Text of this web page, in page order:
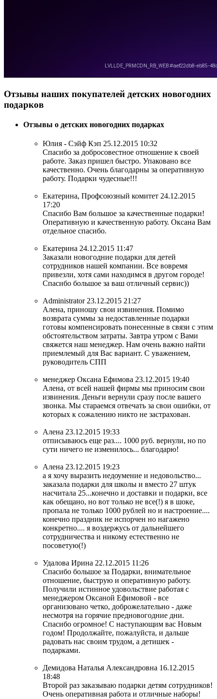
Отзывы наших покупателей детских новогодних
подарков
Отзывы о детских новогодних подарках
Юлия - Сэйф Кэп 25.12.2015 10:32
Спасибо за добросовестное отношение к своей
работе. Заказ пришел быстро. Упаковано все
качественно. Очень благодарны за оперативную
работу. Подарки чудесные!!!
Екатерина, Профсоюзный комитет 24.12.2015
17:20
Спасибо Вам большое за качественные подарки!
Оперативную и качественную работу. Оксана Вам
отдельное спасибо.
Екатерина 24.12.2015 11:47
Заказали новогодние подарки для детей
сотрудников нашей компании. Все вовремя
привезли, хотя сами находимся в другом городе!
Спасибо большое за ваш отличный сервис))
Administrator 23.12.2015 21:27
Алена, приношу свои извинения. Помимо
возврата суммы за недоставленные подарки
готовы компенсировать понесенные в связи с этим
обстоятельством затраты. Завтра утром с Вами
свяжется наш менеджер. Нам очень важно найти
приемлемый для Вас вариант. С уважением,
руководитель СПП
менеджер Оксана Ефимова 23.12.2015 19:40
Алена, от всей нашей фирмы мы приносим свои
извинения. Деньги вернули сразу после вашего
звонка. Мы стараемся отвечать за свои ошибки, от
которых к сожалению никто не застрахован.
Алена 23.12.2015 19:33
отписываюсь еще раз.... 1000 руб. вернули, но по
сути ничего не изменилось... благодарю!
Алена 23.12.2015 19:23
а я хочу выразить недоумение и недовольство...
заказала подарки для школы и вместо 27 штук
насчитала 25...конечно и доставки и подарки, все
как обещано, но вот только не все(!) я в шоке,
пропала не только 1000 рублей но и настроение....
конечно праздник не испорчен но нагажено
конкретно.... я воздержусь от дальнейшего
сотрудничества и никому естественно не
посоветую(!)
Удалова Ирина 22.12.2015 11:26
Спасибо большое за Подарки, внимательное
отношение, быструю и оперативную работу.
Получили истинное удовольствие работая с
менеджером Оксаной Ефимовой - все
организовано четко, доброжелательно - даже
несмотря на горячие предновогодние дни.
Спасибо огромное! С наступающим вас Новым
годом! Продолжайте, пожалуйста, и дальше
радовать нас своим трудом, а детишек -
подарками.
Демидова Наталья Александровна 16.12.2015
18:48
Второй раз заказываю подарки детям сотрудников!
Очень оперативная работа и отличные наборы!